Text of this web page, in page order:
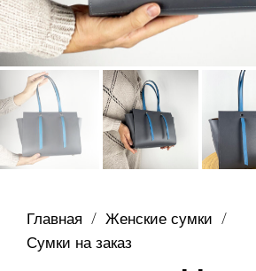
Главная / Женские сумки
/
Сумки на заказ